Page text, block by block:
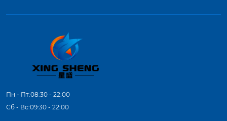
Пн - Пт:08:30 - 22:00
Сб - Вс:09:30 - 22:00